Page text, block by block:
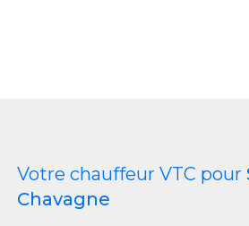
Votre chauffeur VTC pour
Chavagne